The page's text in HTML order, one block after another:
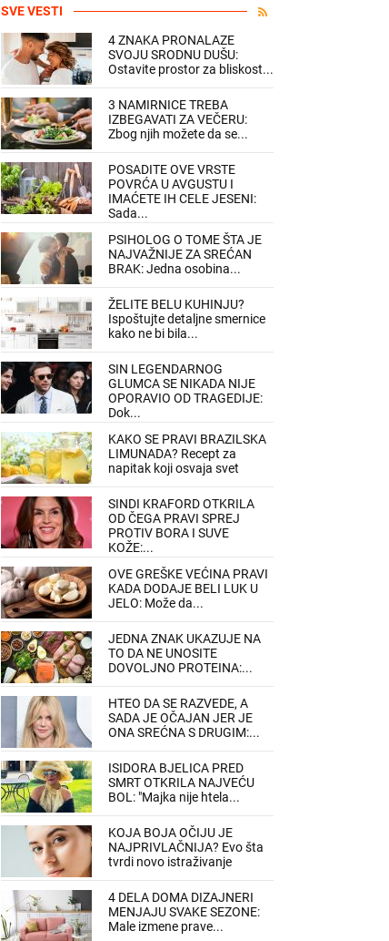
SVE VESTI
4 ZNAKA PRONALAZE
SVOJU SRODNU DUŠU:
Ostavite prostor za bliskost...
3 NAMIRNICE TREBA
IZBEGAVATI ZA VEČERU:
Zbog njih možete da se...
POSADITE OVE VRSTE
POVRĆA U AVGUSTU I
IMAĆETE IH CELE JESENI:
Sada...
PSIHOLOG O TOME ŠTA JE
NAJVAŽNIJE ZA SREĆAN
BRAK: Jedna osobina...
ŽELITE BELU KUHINJU?
Ispoštujte detaljne smernice
kako ne bi bila...
SIN LEGENDARNOG
GLUMCA SE NIKADA NIJE
OPORAVIO OD TRAGEDIJE:
Dok...
KAKO SE PRAVI BRAZILSKA
LIMUNADA? Recept za
napitak koji osvaja svet
SINDI KRAFORD OTKRILA
OD ČEGA PRAVI SPREJ
PROTIV BORA I SUVE
KOŽE:...
OVE GREŠKE VEĆINA PRAVI
KADA DODAJE BELI LUK U
JELO: Može da...
JEDNA ZNAK UKAZUJE NA
TO DA NE UNOSITE
DOVOLJNO PROTEINA:...
HTEO DA SE RAZVEDE, A
SADA JE OČAJAN JER JE
ONA SREĆNA S DRUGIM:...
ISIDORA BJELICA PRED
SMRT OTKRILA NAJVEĆU
BOL: "Majka nije htela...
KOJA BOJA OČIJU JE
NAJPRIVLAČNIJA? Evo šta
tvrdi novo istraživanje
4 DELA DOMA DIZAJNERI
MENJAJU SVAKE SEZONE:
Male izmene prave...